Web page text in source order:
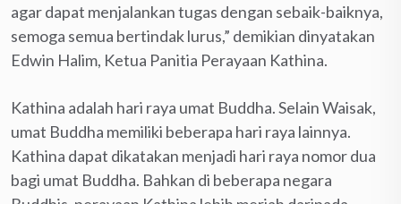
agar dapat menjalankan tugas dengan sebaik-baiknya,
semoga semua bertindak lurus,” demikian dinyatakan
Edwin Halim, Ketua Panitia Perayaan Kathina.
Kathina adalah hari raya umat Buddha. Selain Waisak,
umat Buddha memiliki beberapa hari raya lainnya.
Kathina dapat dikatakan menjadi hari raya nomor dua
bagi umat Buddha. Bahkan di beberapa negara